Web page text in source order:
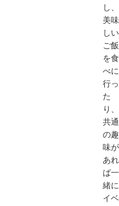
し、
美味
しい
ご飯
を食
べに
行っ
た
り、
共通
の趣
味が
あれ
ば一
緒に
イベ